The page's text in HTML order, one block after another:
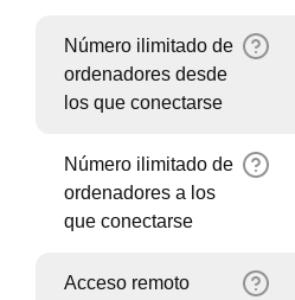
Número ilimitado de
ordenadores desde
los que conectarse
Número ilimitado de
ordenadores a los
que conectarse
Acceso remoto